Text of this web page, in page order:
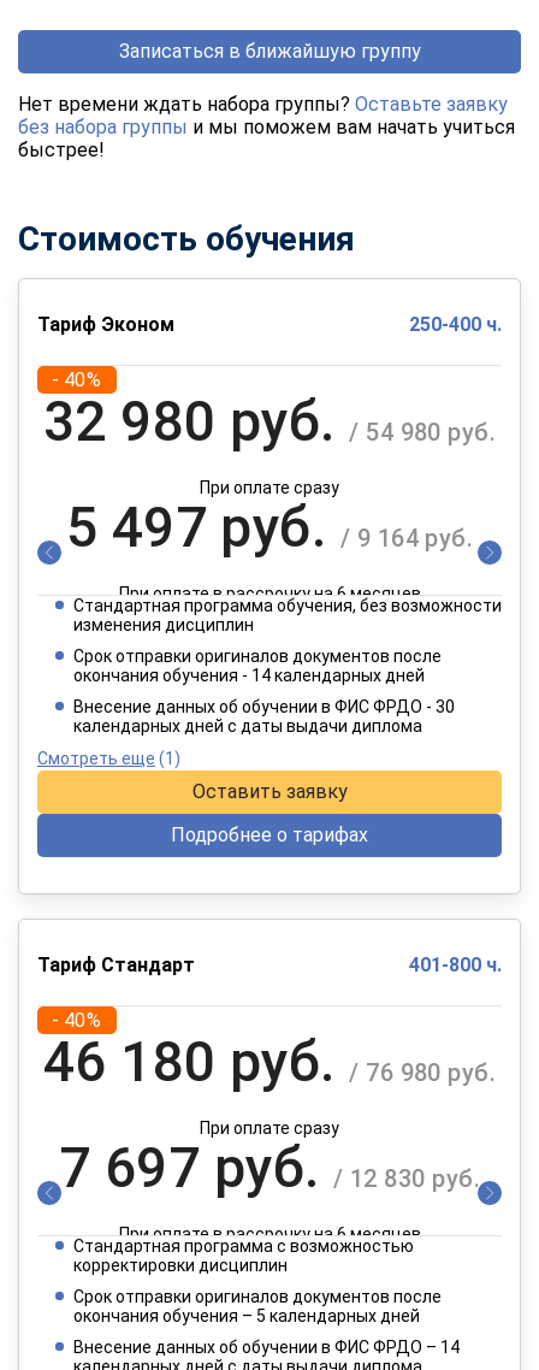
Записаться в ближайшую группу
Нет времени ждать набора группы? Оставьте заявку
без набора группы и мы поможем вам начать учиться
быстрее!
Стоимость обучения
Тариф Эконом 250-400 ч.
- 40%
32 980 руб. / 54 980 руб.
При оплате сразу
5 497 руб. / 9 164 руб.
При оплате в рассрочку на 6 месяцев
2 749 руб.
При оплате в рассрочку на 12 месяцев
Стандартная программа обучения, без возможности
изменения дисциплин
Срок отправки оригиналов документов после
окончания обучения - 14 календарных дней
Внесение данных об обучении в ФИС ФРДО - 30
календарных дней с даты выдачи диплома
Смотреть еще (1)
Оставить заявку
Подробнее о тарифах
Тариф Стандарт 401-800 ч.
- 40%
46 180 руб. / 76 980 руб.
При оплате сразу
7 697 руб. / 12 830 руб.
При оплате в рассрочку на 6 месяцев
3 849 руб.
При оплате в рассрочку на 12 месяцев
Стандартная программа с возможностью
корректировки дисциплин
Срок отправки оригиналов документов после
окончания обучения – 5 календарных дней
Внесение данных об обучении в ФИС ФРДО – 14
календарных дней с даты выдачи диплома